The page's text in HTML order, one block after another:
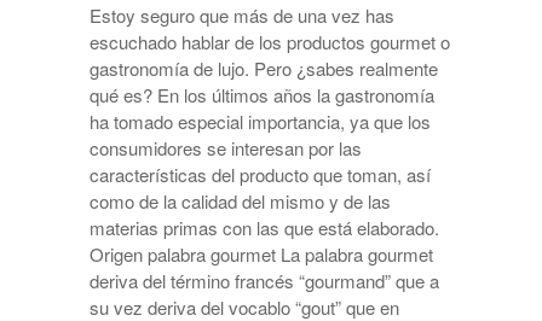
Estoy seguro que más de una vez has
escuchado hablar de los productos gourmet o
gastronomía de lujo. Pero ¿sabes realmente
qué es? En los últimos años la gastronomía
ha tomado especial importancia, ya que los
consumidores se interesan por las
características del producto que toman, así
como de la calidad del mismo y de las
materias primas con las que está elaborado.
Origen palabra gourmet La palabra gourmet
deriva del término francés “gourmand” que a
su vez deriva del vocablo “gout” que en